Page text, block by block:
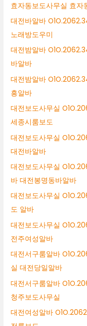
효자동보도사무실 효자
대전바알바
노래방도우미
대전밤알바
바알바
대전밤알바
흥알바
대전보도사무실
세종시룸보도
대전보도사무실
대전바알바
대전보도사무실
바 대전봉명동바알바
대전보도사무실
도 알바
대전보도사무실
전주여성알바
대전서구룸알바
실 대전당일알바
대전서구룸알바
청주보도사무실
대전여성알바